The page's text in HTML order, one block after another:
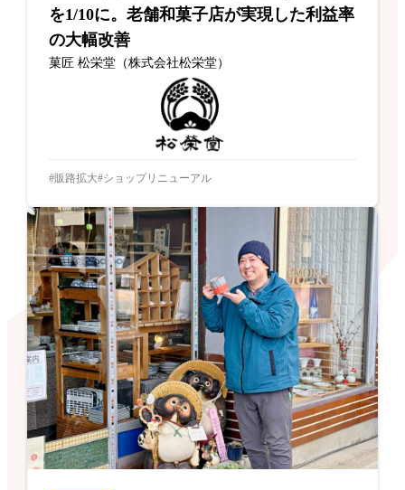
を1/10に。老舗和菓子店が実現した利益率
の大幅改善
菓匠 松栄堂（株式会社松栄堂）
販路拡大 ショップリニューアル